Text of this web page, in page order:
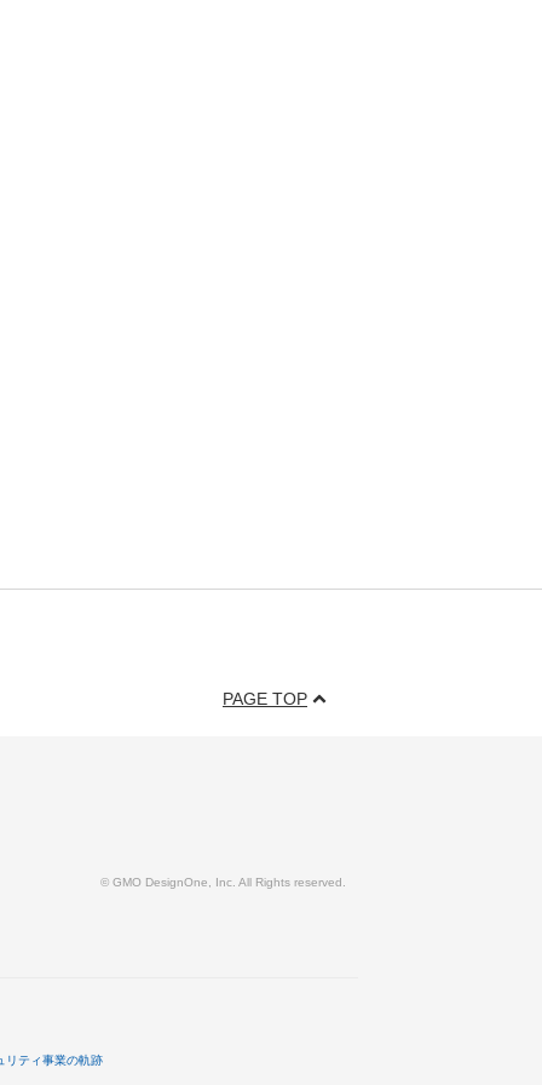
PAGE TOP
© GMO DesignOne, Inc. All Rights reserved.
リティ事業の軌跡